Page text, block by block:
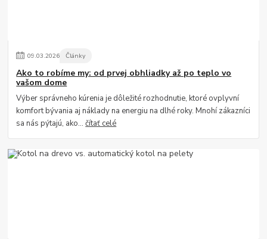
09.03.2026 Články
Ako to robíme my: od prvej obhliadky až po teplo vo
vašom dome
Výber správneho kúrenia je dôležité rozhodnutie, ktoré ovplyvní
komfort bývania aj náklady na energiu na dlhé roky. Mnohí zákazníci
sa nás pýtajú, ako...čítať celé